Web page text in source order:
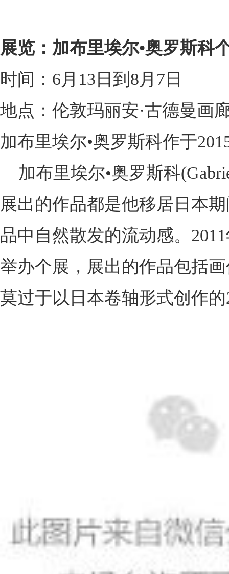
展览：加布里埃尔•奥罗斯科
时间：6月13日到8月7日
地点：伦敦玛丽安·古德曼画
加布里埃尔•奥罗斯科作于
加布里埃尔•奥罗斯科
展出的作品都是他移居日本
品中自然散发的流动感。
举办个展，展出的作品包括
莫过于以日本卷轴形式创作